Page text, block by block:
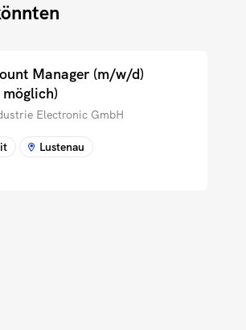
Manager (m/w/d)
möglich)
Electronic GmbH
Lustenau